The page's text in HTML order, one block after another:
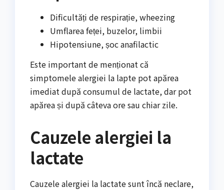
Dificultăți de respirație, wheezing
Umflarea feței, buzelor, limbii
Hipotensiune, șoc anafilactic
Este important de menționat că
simptomele alergiei la lapte pot apărea
imediat după consumul de lactate, dar pot
apărea și după câteva ore sau chiar zile.
Cauzele alergiei la
lactate
Cauzele alergiei la lactate sunt încă neclare,